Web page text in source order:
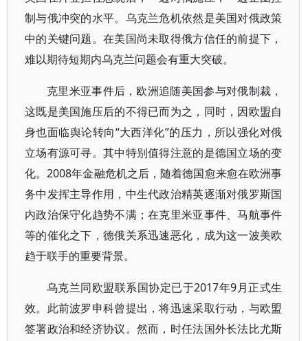
制与俄冲突的水平。乌克兰危机依然是美国对俄政策
中的关键问题。在美国尚未取得俄方信任的前提下，
难以期待短期内乌克兰问题会有重大突破。
克里米亚事件后，欧洲追随美国参与对俄制裁，
这既是美国施压后的不得已而为之，同时，因欧盟自
身也面临舆论转向“大西洋化”的压力，所以强化对俄
立场有源可寻。其中特别值得注意的是德国立场的变
化。2008年金融危机之后，随着德国愈来愈在欧洲事
务中发挥主导作用，中生代政治精英逐渐对俄罗斯国
内政治保守化趋势不满；在克里米亚事件、马航事件
等的催化之下，德俄关系迅速恶化，成为这一波美欧
趋于联手的重要背景。
乌克兰同欧盟联系国协定已于2017年9月正式生
效。此前波罗申科曾提出，将迅速采取行动，与欧盟
签署政治和经济协议。然而，时任法国外长法比尤斯